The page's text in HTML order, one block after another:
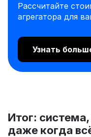
Рассчитайте
агрегатора для
Узнать
Итог:
даже когда